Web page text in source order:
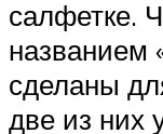
салфетке.
названием
сделаны
две из них